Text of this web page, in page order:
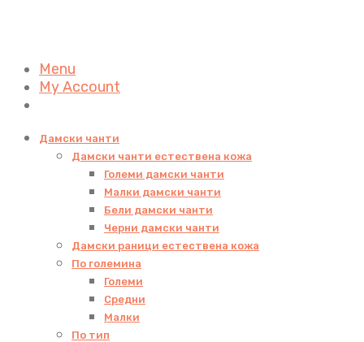
Menu
My Account
Дамски чанти
Дамски чанти естествена кожа
Големи дамски чанти
Малки дамски чанти
Бели дамски чанти
Черни дамски чанти
Дамски раници естествена кожа
По големина
Големи
Средни
Малки
По тип